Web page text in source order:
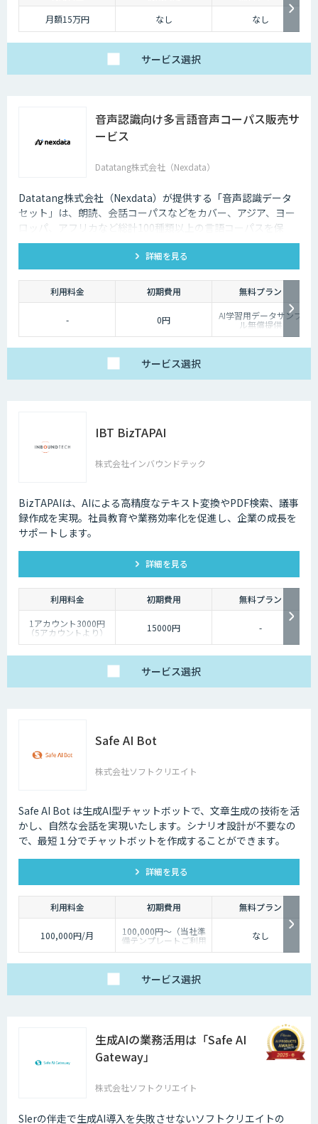
月額15万円
なし なし
サービス選択
音声認識向け多言語音声コーパス販売サ
ービス
Datatang株式会社（Nexdata）
Datatang株式会社（Nexdata）が提供する「音声認識データ
セット」は、朗読、会話コーパスなどをカバー、アジア、ヨー
ロッパ、アフリカなど総計100種類以上の言語コーパスを保
有、様々な音声認識・合成タスクに対応可能です。
詳細を見る
利用料金 初期費用 無料プラン
- 0円 AI学習用データサンプ
ル無償提供
サービス選択
IBT BizTAPAI
株式会社インバウンドテック
BizTAPAIは、AIによる高精度なテキスト変換やPDF検索、議事
録作成を実現。社員教育や業務効率化を促進し、企業の成長を
サポートします。
詳細を見る
利用料金 初期費用
無料プラン
1アカウント3000円
（5アカウントより） 15000円 -
サービス選択
Safe AI Bot
株式会社ソフトクリエイト
Safe AI Bot は生成AI型チャットボットで、文章生成の技術を活
かし、自然な会話を実現いたします。シナリオ設計が不要なの
で、最短１分でチャットボットを作成することができます。
詳細を見る
利用料金 初期費用 無料プラン
100,000円/月 100,000円～（当社準
備テンプレートご利用
の場合）
なし
サービス選択
生成AIの業務活用は「Safe AI
Gateway」
株式会社ソフトクリエイト
SIerの伴走で生成AI導入を失敗させないソフトクリエイトの